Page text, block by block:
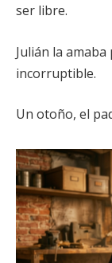
ser libre.
Julián la
incorruptible.
Un otoño, el